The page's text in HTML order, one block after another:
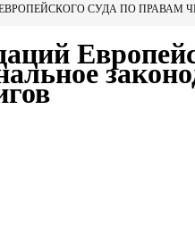
СУДА ПО ПРАВАМ